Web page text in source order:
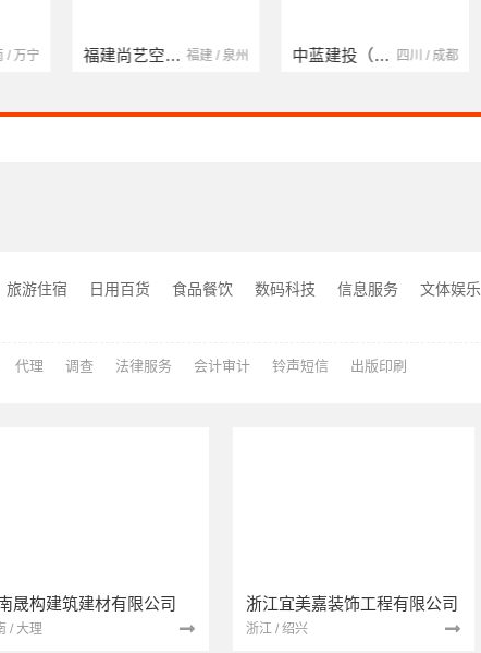
/ 万宁 福建尚艺空间新材料科技有限公司 福建 / 泉州 中蓝建投（北京）建设有限公司四川第一分公司 四川 / 成都
旅游住宿 日用百货 食品餐饮 数码科技 信息服务 文体娱乐
代理 调查 法律服务 会计审计 铃声短信 出版印刷
晟构建筑建材有限公司
/ 大理
浙江宜美嘉装饰工程有限公司
浙江 / 绍兴